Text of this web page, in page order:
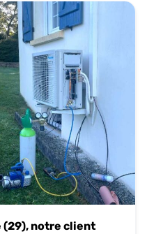
(29), notre client